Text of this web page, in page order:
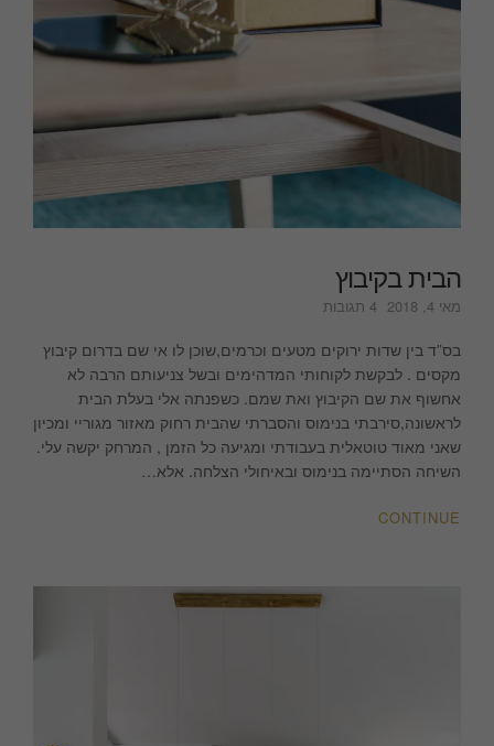
הבית בקיבוץ
מאי 4, 2018 4 תגובות
בקיבוץ
בס”ד בין שדות ירוקים מטעים וכרמים,שוכן לו אי שם בדרום קיבוץ
מקסים . לבקשת לקוחותי המדהימים ובשל צניעותם הרבה לא
אחשוף את שם הקיבוץ ואת שמם. כשפנתה אלי בעלת הבית
לראשונה,סירבתי בנימוס והסברתי שהבית רחוק מאזור מגוריי ומכיון
שאני מאוד טוטאלית בעבודתי ומגיעה כל הזמן , המרחק יקשה עלי.
השיחה הסתיימה בנימוס ובאיחולי הצלחה. אלא…
CONTINUE